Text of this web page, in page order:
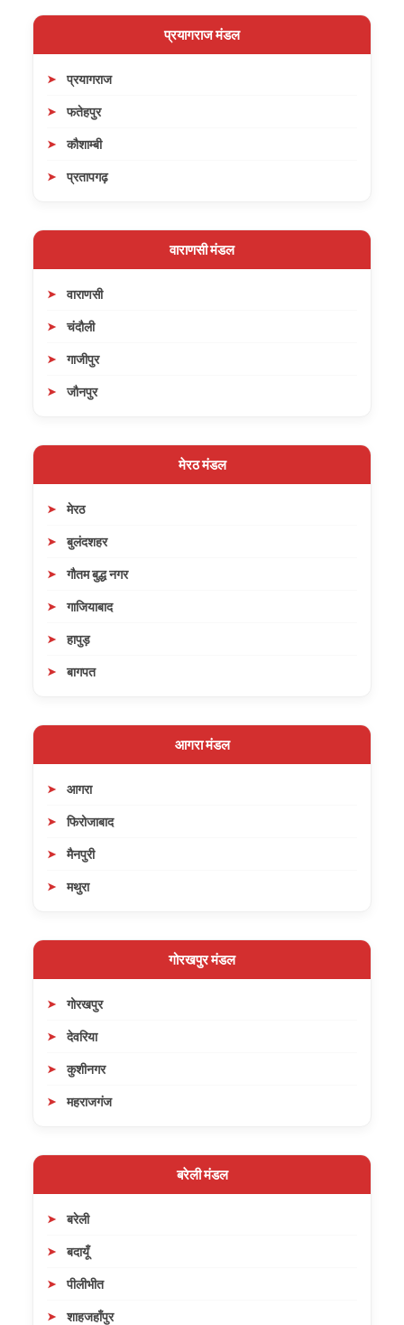
प्रयागराज मंडल
प्रयागराज
फतेहपुर
कौशाम्बी
प्रतापगढ़
वाराणसी मंडल
वाराणसी
चंदौली
गाजीपुर
जौनपुर
मेरठ मंडल
मेरठ
बुलंदशहर
गौतम बुद्ध नगर
गाजियाबाद
हापुड़
बागपत
आगरा मंडल
आगरा
फिरोजाबाद
मैनपुरी
मथुरा
गोरखपुर मंडल
गोरखपुर
देवरिया
कुशीनगर
महराजगंज
बरेली मंडल
बरेली
बदायूँ
पीलीभीत
शाहजहाँपुर